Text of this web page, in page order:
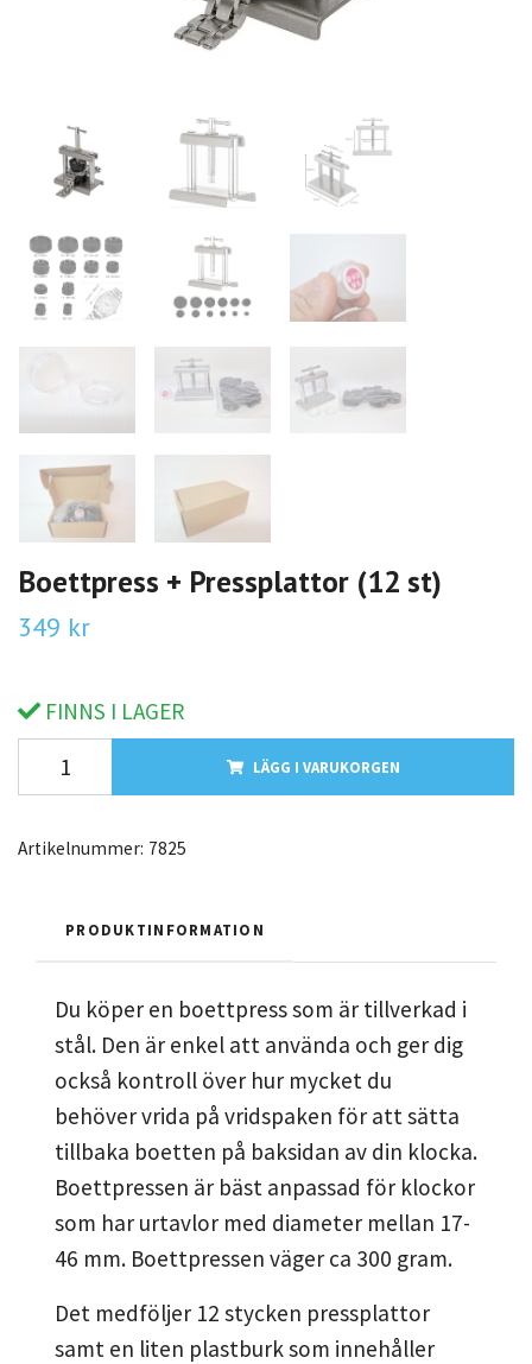
Boettpress + Pressplattor (12 st)
349 kr
FINNS I LAGER
LÄGG I VARUKORGEN
Artikelnummer: 7825
PRODUKTINFORMATION
Du köper en boettpress som är tillverkad i
stål. Den är enkel att använda och ger dig
också kontroll över hur mycket du
behöver vrida på vridspaken för att sätta
tillbaka boetten på baksidan av din klocka.
Boettpressen är bäst anpassad för klockor
som har urtavlor med diameter mellan 17-
46 mm. Boettpressen väger ca 300 gram.
Det medföljer 12 stycken pressplattor
samt en liten plastburk som innehåller